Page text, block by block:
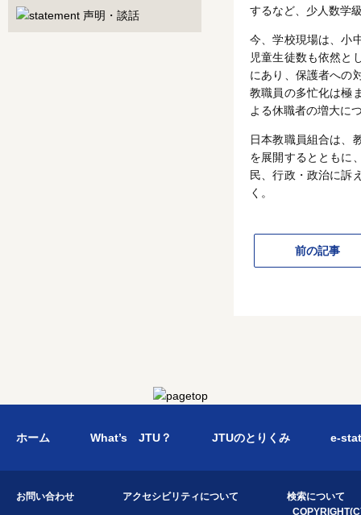
するなど、少人数学
今、学校現場は、小
児童生徒数も依然と
にあり、保護者への
教職員の多忙化は極
よる休職者の増大に
日本教職員組合は、
を展開するとともに
民、行政・政治に訴
く。
前の記事
ホーム What’s JTU？ JTUのとりくみ e-
お問い合わせ アクセシビリティについて
検索について